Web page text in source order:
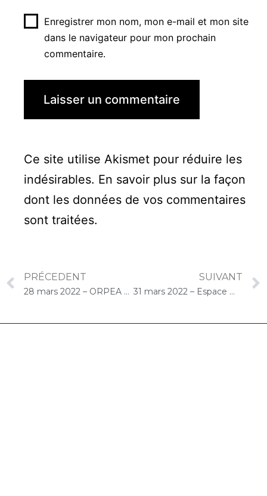
Enregistrer mon nom, mon e-mail et mon site
dans le navigateur pour mon prochain
commentaire.
Ce site utilise Akismet pour réduire les
indésirables. En savoir plus sur la façon
dont les données de vos commentaires
sont traitées.
PRÉCEDENT
28 mars 2022 – ORPEA René Legros (Dourdan) : Concert « Cello Solo »
SUIVANT
31 mars 2022 – Espace We Welcome (Lagny-sur-Marne) : Concert « Choco-Cello Solo »